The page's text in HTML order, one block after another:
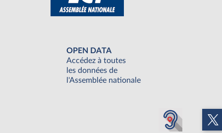
OPEN DATA
Accédez à toutes
les données de
l'Assemblée nationale